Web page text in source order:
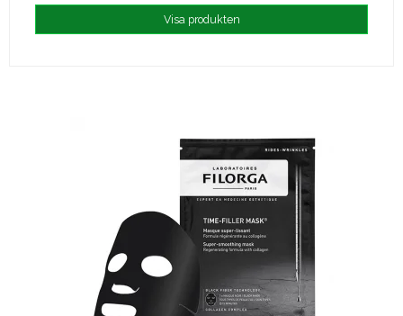
Visa produkten